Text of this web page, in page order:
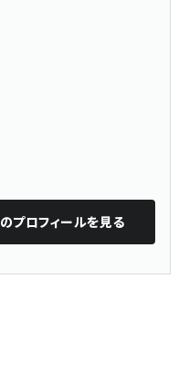
のプロフィールを見る